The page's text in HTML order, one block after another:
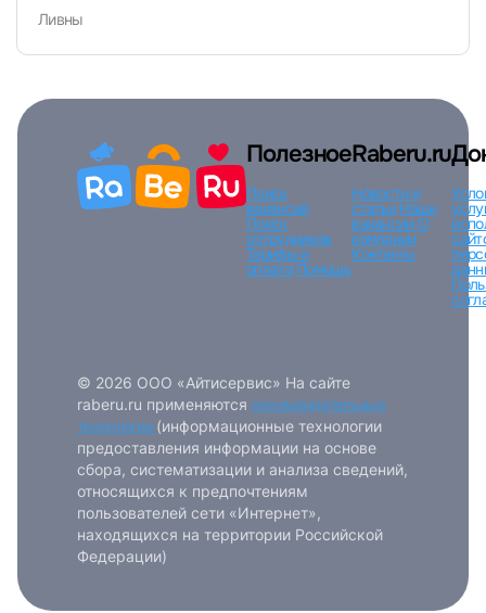
Ливны
Полезное
Поиск
вакансий
Поиск
сотрудников
Тарифы и
оплата Помощь
Raberu.ru
Новости и
статьи Наши
вакансииО
компании
Контакты
© 2026 ООО «Айтисервис» На сайте
raberu.ru применяются рекомендательные
технологии (информационные технологии
предоставления информации на основе
сбора, систематизации и анализа сведений,
относящихся к предпочтениям
пользователей сети «Интернет»,
находящихся на территории Российской
Федерации)